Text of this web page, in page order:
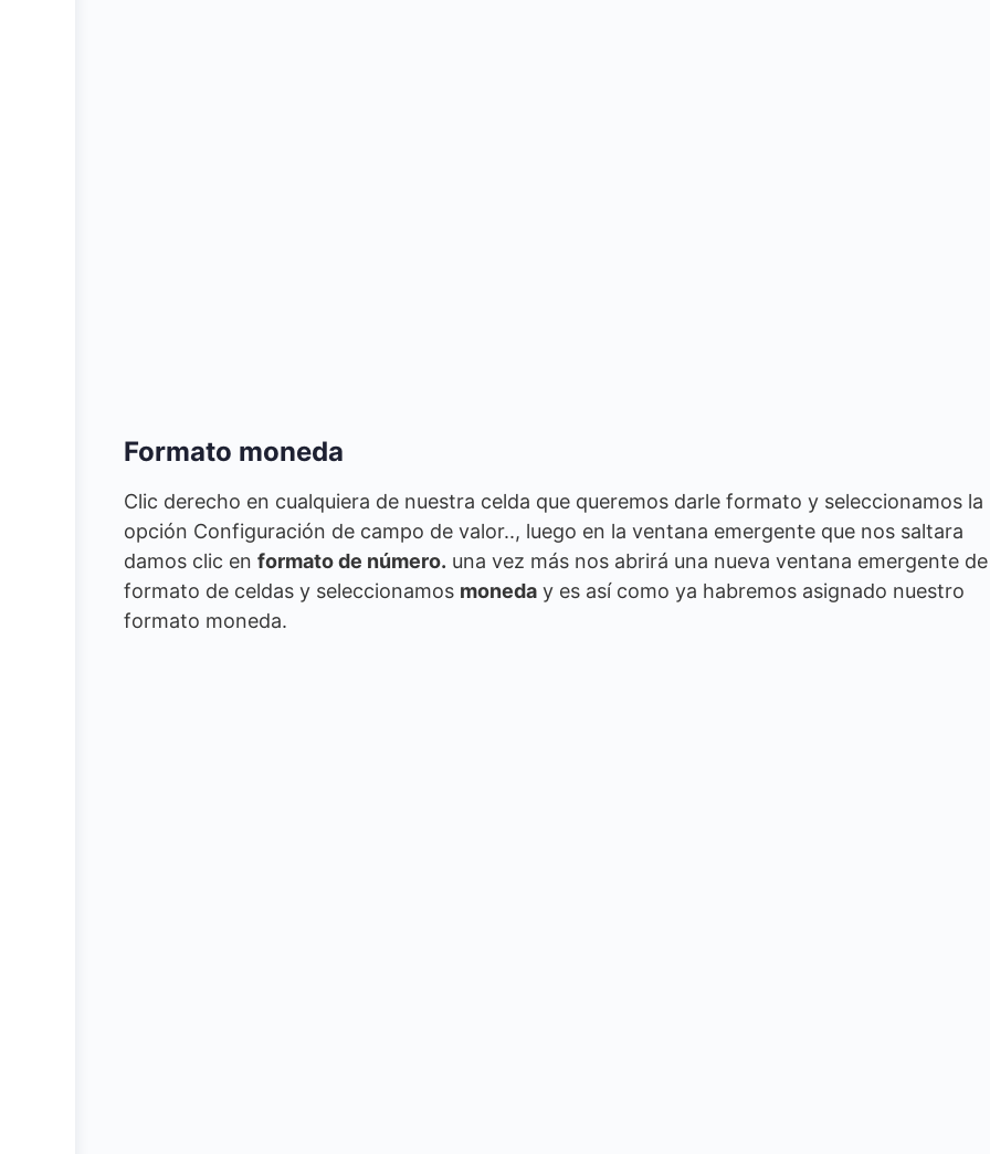
Formato moneda
Clic derecho en cualquiera de nuestra celda que queremos darle formato y seleccionamos la
opción Configuración de campo de valor.., luego en la ventana emergente que nos saltara
damos clic en formato de número. una vez más nos abrirá una nueva ventana emergente de
formato de celdas y seleccionamos moneda y es así como ya habremos asignado nuestro
formato moneda.